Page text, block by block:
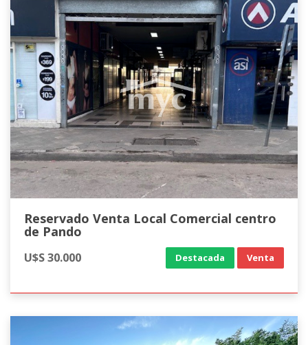
Reservado Venta Local Comercial centro
de Pando
U$S 30.000 Destacada Venta